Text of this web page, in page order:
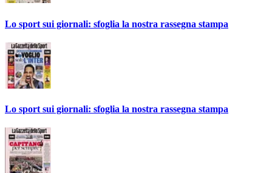
Lo sport sui giornali: sfoglia la nostra rassegna stampa
Lo sport sui giornali: sfoglia la nostra rassegna stampa